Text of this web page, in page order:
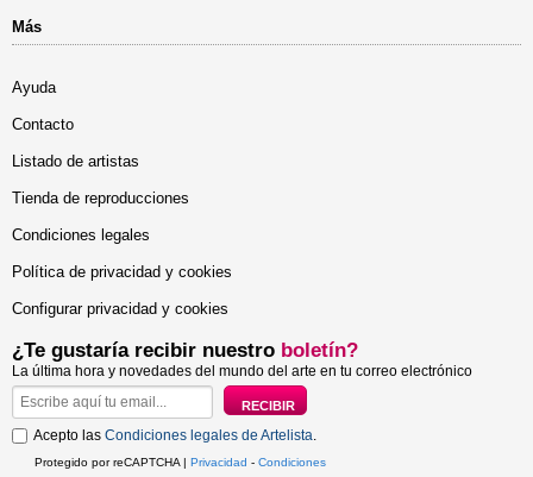
Más
Ayuda
Contacto
Listado de artistas
Tienda de reproducciones
Condiciones legales
Política de privacidad y cookies
Configurar privacidad y cookies
¿Te gustaría recibir nuestro boletín?
La última hora y novedades del mundo del arte en tu correo electrónico
Acepto las Condiciones legales de Artelista.
Protegido por reCAPTCHA | Privacidad - Condiciones